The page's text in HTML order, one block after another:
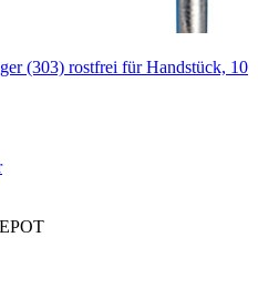
(303) rostfrei für Handstück, 10